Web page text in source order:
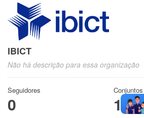
IBICT
Não há descrição para essa organização
Seguidores
0 1